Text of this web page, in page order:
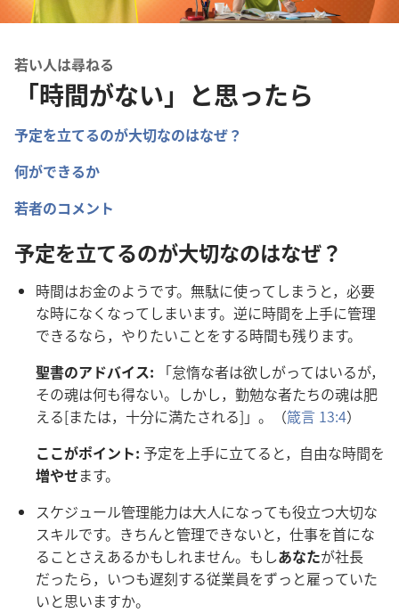
若い人は尋ねる
「時間がない」と思ったら
予定を立てるのが大切なのはなぜ？
何ができるか
若者のコメント
予定を立てるのが大切なのはなぜ？
時間はお金のようです。 無駄に使ってしまうと， 必要
な時になくなってしまいます。 逆に時間を 上手に管理
できるなら，やりたいことをする時間も残ります。
聖書のアドバイス: 「怠惰な者は欲しがってはいるが，
その魂は何も得ない。しかし， 勤勉な者たちの魂は肥
える[または， 十分に満たされる]」。（箴言 13:4）
ここがポイント: 予定を 上手に立てると， 自由な時間を
増やせます。
スケジュール管理能力は大人になっても役立つ大切な
スキルです。きちんと管理できないと， 仕事を首にな
ることさえあるかもしれません。もしあなたが社長
だったら，いつも遅刻する従業員をずっと雇っていた
いと思いますか。